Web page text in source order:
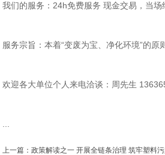
我们的服务：24h免费服务 现金交易，当场
服务宗旨：本着“变废为宝、净化环境”的
欢迎各大单位个人来电洽谈：周先生
上一篇： 政策解读之一 开展全链条治理 筑牢塑料